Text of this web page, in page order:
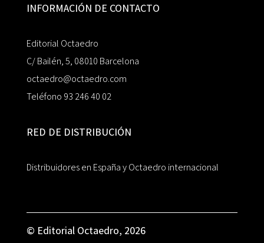
INFORMACIÓN DE CONTACTO
Editorial Octaedro
C/ Bailén, 5, 08010 Barcelona
octaedro@octaedro.com
Teléfono 93 246 40 02
RED DE DISTRIBUCIÓN
Distribuidores en España y Octaedro internacional
© Editorial Octaedro, 2026